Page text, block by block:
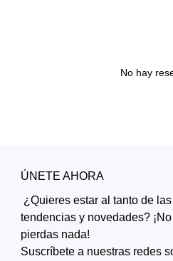
No hay
ÚNETE AHORA
¿Quieres estar al tanto de
tendencias y novedades?
pierdas nada!
Suscríbete a nuestras redes